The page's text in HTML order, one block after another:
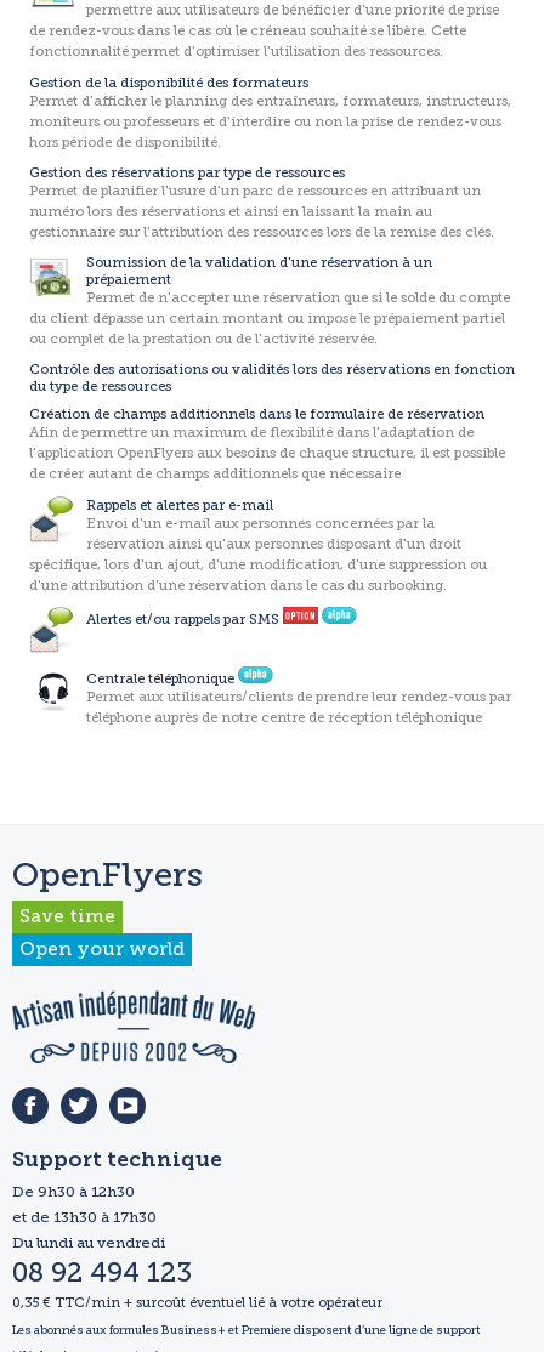
permettre aux utilisateurs de bénéficier d'une priorité de prise
de rendez-vous dans le cas où le créneau souhaité se libère. Cette
fonctionnalité permet d'optimiser l'utilisation des ressources.
Gestion de la disponibilité des formateurs
Permet d'afficher le planning des entraîneurs, formateurs, instructeurs,
moniteurs ou professeurs et d'interdire ou non la prise de rendez-vous
hors période de disponibilité.
Gestion des réservations par type de ressources
Permet de planifier l'usure d'un parc de ressources en attribuant un
numéro lors des réservations et ainsi en laissant la main au
gestionnaire sur l'attribution des ressources lors de la remise des clés.
Soumission de la validation d'une réservation à un
prépaiement
Permet de n'accepter une réservation que si le solde du compte
du client dépasse un certain montant ou impose le prépaiement partiel
ou complet de la prestation ou de l'activité réservée.
Contrôle des autorisations ou validités lors des réservations en fonction
du type de ressources
Création de champs additionnels dans le formulaire de réservation
Afin de permettre un maximum de flexibilité dans l'adaptation de
l'application OpenFlyers aux besoins de chaque structure, il est possible
de créer autant de champs additionnels que nécessaire
Rappels et alertes par e-mail
Envoi d'un e-mail aux personnes concernées par la
réservation ainsi qu'aux personnes disposant d'un droit
spécifique, lors d'un ajout, d'une modification, d'une suppression ou
d'une attribution d'une réservation dans le cas du surbooking.
Alertes et/ou rappels par SMS
Centrale téléphonique
Permet aux utilisateurs/clients de prendre leur rendez-vous par
téléphone auprès de notre centre de réception téléphonique
OpenFlyers
Save time
Open your world
Support technique
De 9h30 à 12h30
et de 13h30 à 17h30
Du lundi au vendredi
08 92 494 123
0,35 € TTC/min + surcoût éventuel lié à votre opérateur
Les abonnés aux formules Business+ et Premiere disposent d’une ligne de support